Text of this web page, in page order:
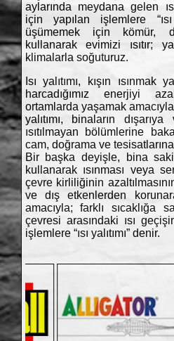
aylarında meydana gelen
için yapılan işlemlere “ısı
üşümemek için kömür,
kullanarak evimizi ısıtır;
klimalarla soğuturuz.
Isı yalıtımı, kışın
harcadığımız enerjiyi
ortamlarda yaşamak amacıyla
yalıtımı, binaların
ısıtılmayan bölümlerine
cam, doğrama ve
Bir başka deyişle, bina
kullanarak ısınması veya
çevre kirliliğinin
ve dış etkenlerden
amacıyla; farklı sıcaklığa
çevresi arasındaki ısı
işlemlere “ısı yalıtımı” denir.